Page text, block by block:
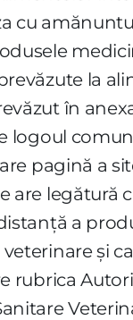
cu
la
în
logoul
pagină a
are legătură
a
şi
rubrica